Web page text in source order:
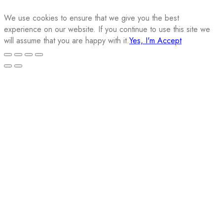
We use cookies to ensure that we give you the best
experience on our website. If you continue to use this site we
will assume that you are happy with it.Yes, I'm Accept